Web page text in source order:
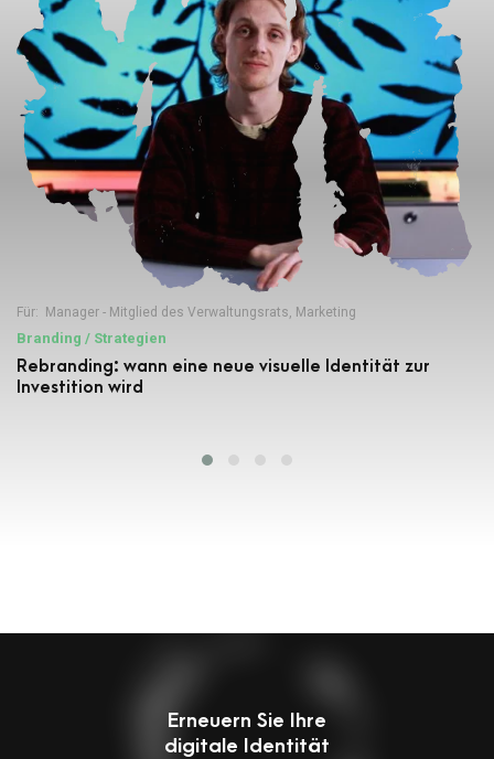
Für: Manager - Mitglied des Verwaltungsrats Marketing
Branding / Strategien
Rebranding: wann eine neue visuelle Identität zur
Investition wird
Erneuern Sie Ihre
digitale Identität